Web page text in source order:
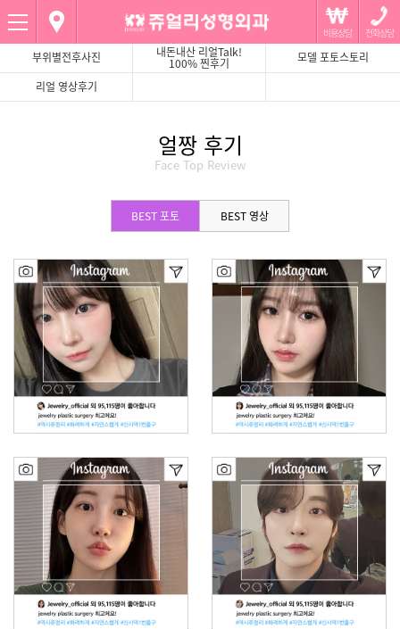
Menu
부위별전후사진 내돈내산 리얼Talk!
100% 찐후기
모델 포토스토리
리얼 영상후기
BEST 포토 BEST 영상